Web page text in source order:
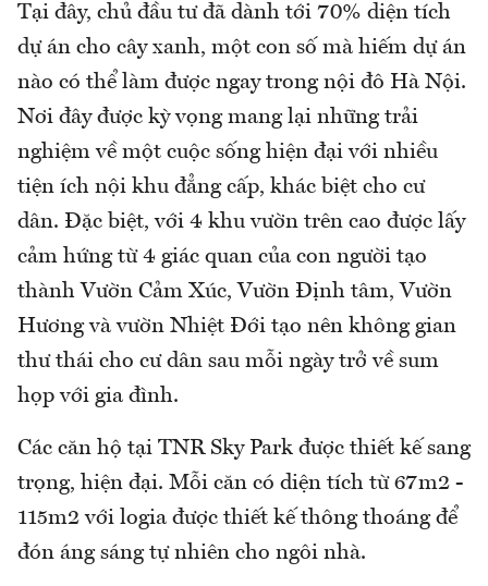
Tại đây, chủ đầu tư đã dành tới 70% diện tích
dự án cho cây xanh, một con số mà hiếm dự án
nào có thể làm được ngay trong nội đô Hà Nội.
Nơi đây được kỳ vọng mang lại những trải
nghiệm về một cuộc sống hiện đại với nhiều
tiện ích nội khu đẳng cấp, khác biệt cho cư
dân. Đặc biệt, với 4 khu vườn trên cao được lấy
cảm hứng từ 4 giác quan của con người tạo
thành Vườn Cảm Xúc, Vườn Định tâm, Vườn
Hương và vườn Nhiệt Đới tạo nên không gian
thư thái cho cư dân sau mỗi ngày trở về sum
họp với gia đình.
Các căn hộ tại TNR Sky Park được thiết kế sang
trọng, hiện đại. Mỗi căn có diện tích từ 67m2 -
115m2 với logia được thiết kế thông thoáng để
đón áng sáng tự nhiên cho ngôi nhà.